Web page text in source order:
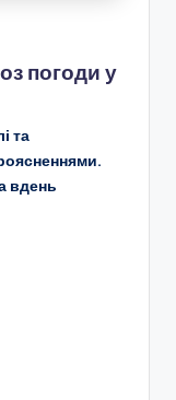
погоди у
та
вдень